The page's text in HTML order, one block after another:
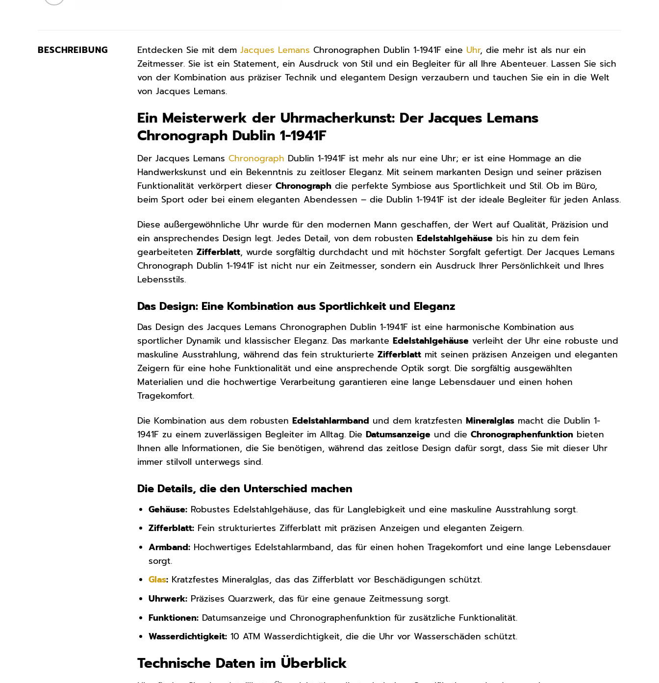
BESCHREIBUNG Entdecken Sie mit demJacques Lemans Chronographen Dublin 1-1941F eine Uhr, die mehr ist als nur ein
Zeitmesser. Sie ist ein Statement, ein Ausdruck von Stil und ein Begleiter für all Ihre Abenteuer. Lassen Sie sich
von der Kombination aus präziser Technik und elegantem Design verzaubern und tauchen Sie ein in die Welt
von Jacques Lemans.
Ein Meisterwerk der Uhrmacherkunst: Der Jacques Lemans
Chronograph Dublin 1-1941F
Der Jacques LemansChronograph Dublin 1-1941F ist mehr als nur eine Uhr; er ist eine Hommage an die
Handwerkskunst und ein Bekenntnis zu zeitloser Eleganz. Mit seinem markanten Design und seiner präzisen
Funktionalität verkörpert dieserChronograph die perfekte Symbiose aus Sportlichkeit und Stil. Ob im Büro,
beim Sport oder bei einem eleganten Abendessen – die Dublin 1-1941F ist der ideale Begleiter für jeden Anlass.
Diese außergewöhnliche Uhr wurde für den modernen Mann geschaffen, der Wert auf Qualität, Präzision und
ein ansprechendes Design legt. Jedes Detail, von dem robustenEdelstahlgehäuse bis hin zu dem fein
gearbeitetenZifferblatt, wurde sorgfältig durchdacht und mit höchster Sorgfalt gefertigt. Der Jacques Lemans
Chronograph Dublin 1-1941F ist nicht nur ein Zeitmesser, sondern ein Ausdruck Ihrer Persönlichkeit und Ihres
Lebensstils.
Das Design: Eine Kombination aus Sportlichkeit und Eleganz
Das Design des Jacques Lemans Chronographen Dublin 1-1941F ist eine harmonische Kombination aus
sportlicher Dynamik und klassischer Eleganz. Das markanteEdelstahlgehäuse verleiht der Uhr eine robuste und
maskuline Ausstrahlung, während das fein strukturierteZifferblatt mit seinen präzisen Anzeigen und eleganten
Zeigern für eine hohe Funktionalität und eine ansprechende Optik sorgt. Die sorgfältig ausgewählten
Materialien und die hochwertige Verarbeitung garantieren eine lange Lebensdauer und einen hohen
Tragekomfort.
Die Kombination aus dem robustenEdelstahlarmband und dem kratzfestenMineralglas macht die Dublin 1-
1941F zu einem zuverlässigen Begleiter im Alltag. DieDatumsanzeige und dieChronographenfunktion bieten
Ihnen alle Informationen, die Sie benötigen, während das zeitlose Design dafür sorgt, dass Sie mit dieser Uhr
immer stilvoll unterwegs sind.
Die Details, die den Unterschied machen
Gehäuse: Robustes Edelstahlgehäuse, das für Langlebigkeit und eine maskuline Ausstrahlung sorgt.
Zifferblatt: Fein strukturiertes Zifferblatt mit präzisen Anzeigen und eleganten Zeigern.
Armband: Hochwertiges Edelstahlarmband, das für einen hohen Tragekomfort und eine lange Lebensdauer
sorgt.
Glas: Kratzfestes Mineralglas, das das Zifferblatt vor Beschädigungen schützt.
Uhrwerk: Präzises Quarzwerk, das für eine genaue Zeitmessung sorgt.
Funktionen: Datumsanzeige und Chronographenfunktion für zusätzliche Funktionalität.
Wasserdichtigkeit: 10 ATM Wasserdichtigkeit, die die Uhr vor Wasserschäden schützt.
Technische Daten im Überblick